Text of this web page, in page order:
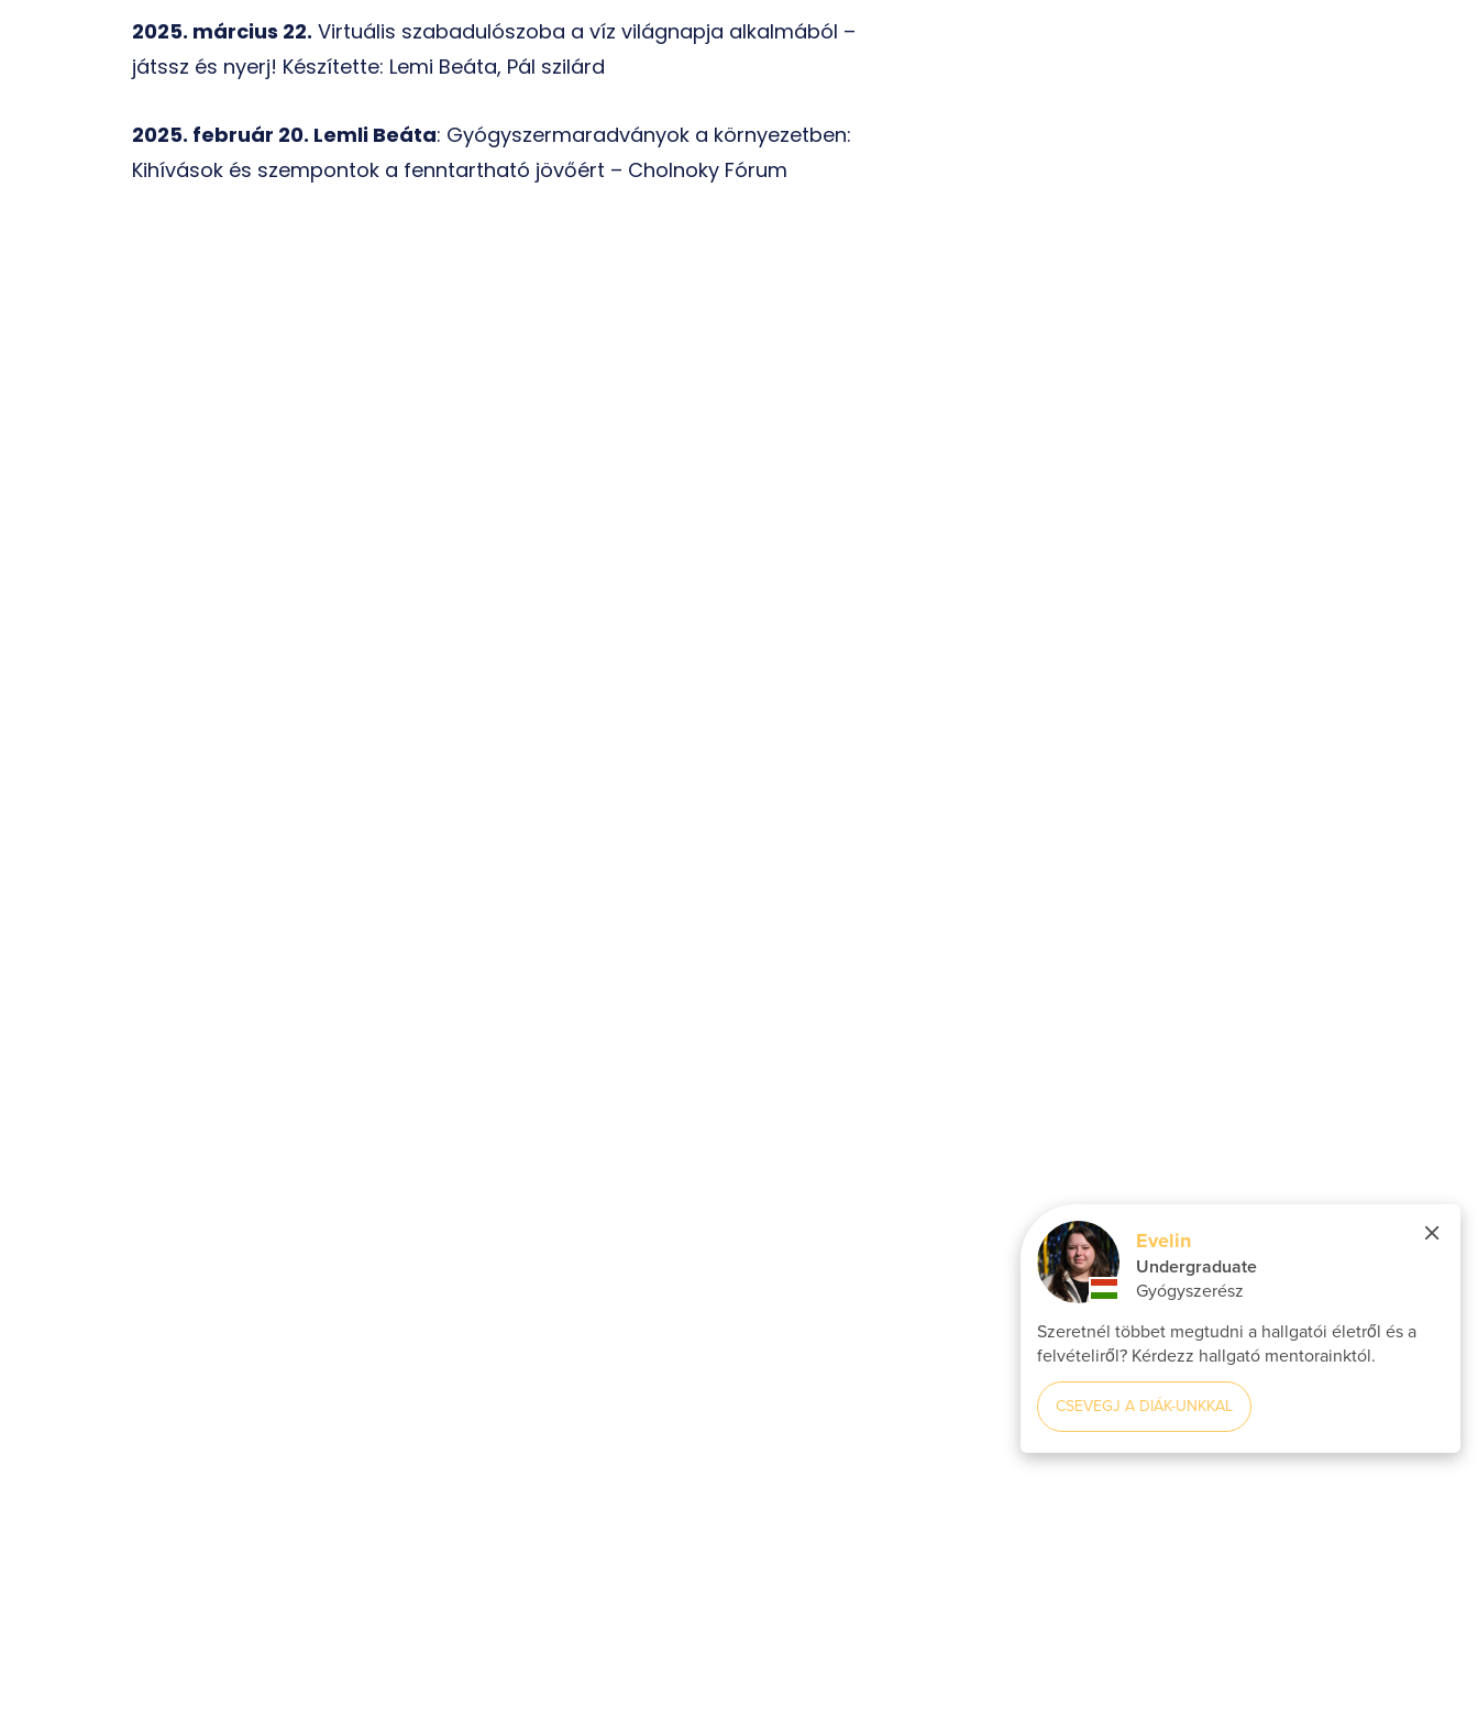
2025. március 22. Virtuális szabadulószoba a víz világnapja alkalmából –
játssz és nyerj! Készítette: Lemi Beáta, Pál szilárd
2025. február 20. Lemli Beáta: Gyógyszermaradványok a környezetben:
Kihívások és szempontok a fenntartható jövőért – Cholnoky Fórum